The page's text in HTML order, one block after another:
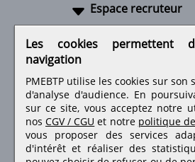
Espace recruteur
Retrouvez-nous sur les
Les cookies permettent
navigation
PMEBTP utilise les cookies sur son
d'analyse d'audience. En
sur ce site, vous acceptez notre
nos CGV / CGU et notre politique
vous proposer des services
d'intérêt et réaliser des